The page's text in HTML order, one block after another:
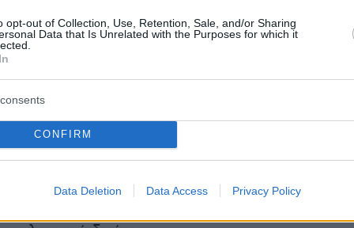
opt-out of Collection, Use, Retention, Sale, and/or Sharing
Data that Is Unrelated with the Purposes for which it
CONFIRM
Data Deletion Data Access Privacy Policy
και θέλουμε να ακουστεί»είναι το σύνθημα
νέων που διοργανώνουν την αποψινή
στην πλειοψηφία τους οι συμμετέχοντες
φοιτήτριες που σπουδάζουν ή έχουν
στην Ελλάδα και στο εξωτερικό. Φοιτητές
που εργάζονται για μπορούν να
στις ανάγκες επιβίωσης. Νέοι που έχουν
τους βήματα προς την επαγγελματική